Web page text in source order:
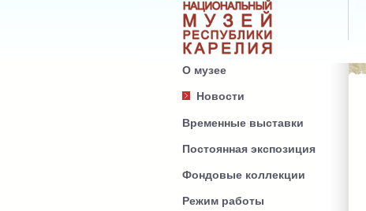
О музее
Новости
Временные выставки
Постоянная экспозиция
Фондовые коллекции
Режим работы